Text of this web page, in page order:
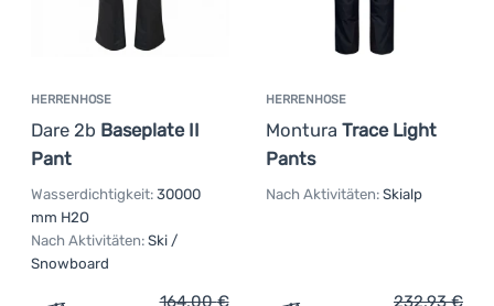
HERRENHOSE
Dare 2b Baseplate II
Pant
Wasserdichtigkeit: 30000
mm H2O
Nach Aktivitäten: Ski /
Snowboard
164,00€
HERRENHOSE
Montura Trace Light
Pants
Nach Aktivitäten: Skialp
232,93€